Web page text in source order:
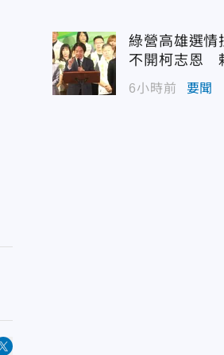
綠營高雄選情
不開柯志恩
6小時前 要聞